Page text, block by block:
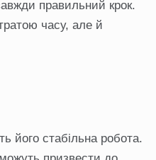
правильний крок.
часу, але й
його стабільна робота.